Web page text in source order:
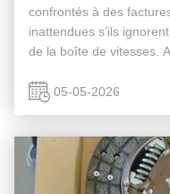
confrontés à des
inattendues s’ils
de la boîte de vitesses.
des réparations ...
05-05-2026